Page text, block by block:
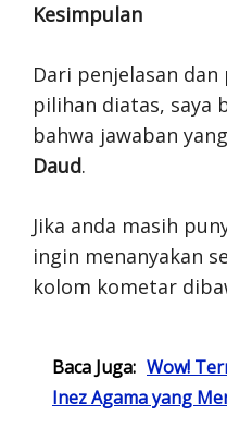
Kesimpulan
Dari penjelasan
pilihan diatas, saya
bahwa jawaban
Daud.
Jika anda masih
ingin menanyakan
kolom kometar
Baca Juga: Wow!
Inez Agama yang